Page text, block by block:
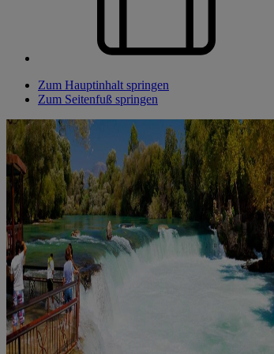
Zum Hauptinhalt springen
Zum Seitenfuß springen